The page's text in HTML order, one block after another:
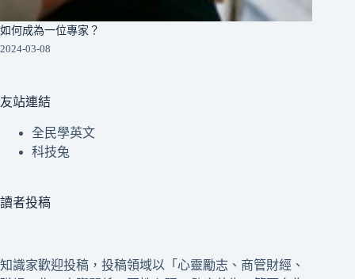
如何成為一位專家？
2024-03-08
友站連結
全民學英文
科技兔
讀者投稿
知識家歡迎投稿，投稿領域以「心靈勵志、商管財經、